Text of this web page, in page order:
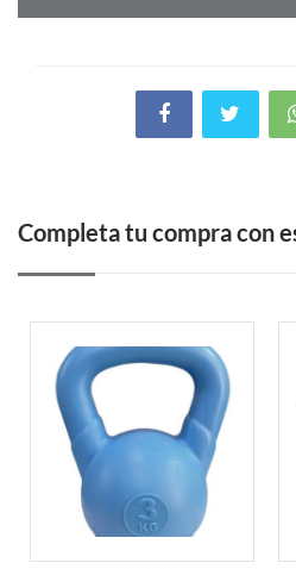
Completa tu compra con